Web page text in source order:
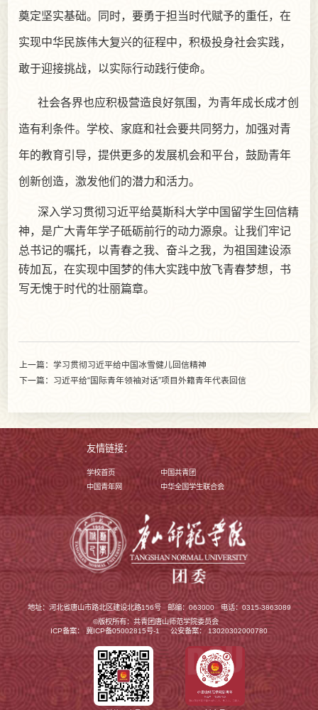
奠定坚实基础。同时，要勇于担当时代赋予的重任，在
实现中华民族伟大复兴的征程中，积极投身社会实践，
敢于迎接挑战，以实际行动践行使命。
社会各界也应积极营造良好氛围，为青年成长成才创
造有利条件。学校、家庭和社会要共同努力，加强对青
年的教育引导，提供更多的发展机会和平台，鼓励青年
创新创造，激发他们的潜力和活力。
深入学习贯彻习近平给莫斯科大学中国留学生回信精
神，是广大青年学子砥砺前行的动力源泉。让我们牢记
总书记的嘱托，以青春之我、奋斗之我，为祖国建设添
砖加瓦，在实现中国梦的伟大实践中放飞青春梦想，书
写无愧于时代的壮丽篇章。
上一篇：学习贯彻习近平给中国冰雪健儿回信精神
下一篇：习近平给“国际青年领袖对话”项目外籍青年代表回信
友情链接：
学校首页
中国共青团
中国青年网
中华全国学生联合会
地址：河北省唐山市路北区建设北路156号 邮编：063000电话：0315-3863089
©版权所有：共青团唐山师范学院委员会
ICP备案： 冀ICP备05002815号-1 公安备案： 13020302000780